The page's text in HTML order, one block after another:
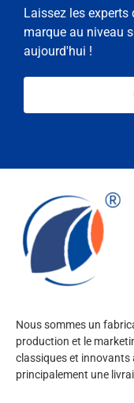
Laissez les
marque au niveau
aujourd'hui !
Nous sommes un
production et le
classiques et innovants
principalement une